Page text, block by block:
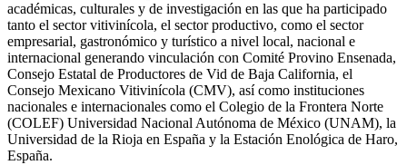
académicas, culturales y de investigación en las que ha participado
tanto el sector vitivinícola, el sector productivo, como el sector
empresarial, gastronómico y turístico a nivel local, nacional e
internacional generando vinculación con Comité Provino Ensenada,
Consejo Estatal de Productores de Vid de Baja California, el
Consejo Mexicano Vitivinícola (CMV), así como instituciones
nacionales e internacionales como el Colegio de la Frontera Norte
(COLEF) Universidad Nacional Autónoma de México (UNAM), la
Universidad de la Rioja en España y la Estación Enológica de Haro,
España.